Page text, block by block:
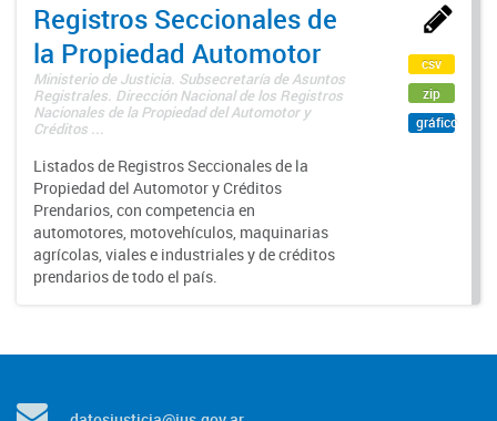
Registros Seccionales de
la Propiedad Automotor
Ministerio de Justicia. Subsecretaría de Asuntos
Registrales. Dirección Nacional de los Registros
Nacionales de la Propiedad del Automotor y
Créditos ...
Listados de Registros Seccionales de la
Propiedad del Automotor y Créditos
Prendarios, con competencia en
automotores, motovehículos, maquinarias
agrícolas, viales e industriales y de créditos
prendarios de todo el país.
csv
zip
gráfico